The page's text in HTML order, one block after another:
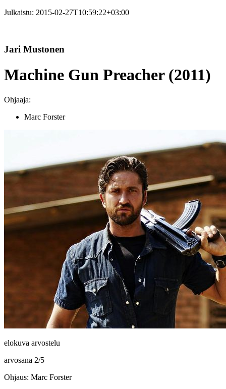
Julkaistu: 2015-02-27T10:59:22+03:00
Jari Mustonen
Machine Gun Preacher (2011)
Ohjaaja:
Marc Forster
elokuva arvostelu
arvosana 2/5
Ohjaus: Marc Forster